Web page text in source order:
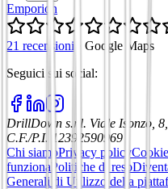
Emporion
21 recensioni
Google Maps
Seguici sui social:
DrillDown s.r.l. Viale Isonzo,
C.F./P.I. 12392590969
Chi siamoPrivacy policy
funziona Politiche di reso
Generali di Utilizzo della